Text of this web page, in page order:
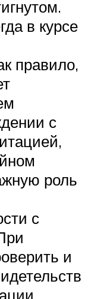
в курсе
правило,
с
роль
с
и